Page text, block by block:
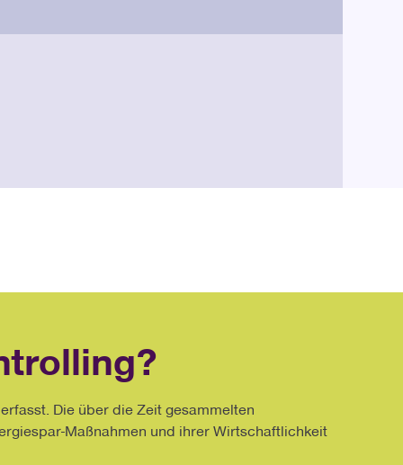
Die über die Zeit gesammelten
Maßnahmen und ihrer Wirtschaftlichkeit